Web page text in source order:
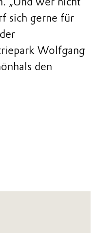
sich gerne für
Wolfgang
den